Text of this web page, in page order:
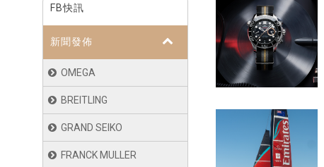
FB快訊
新聞發佈
OMEGA
BREITLING
GRAND SEIKO
FRANCK MULLER